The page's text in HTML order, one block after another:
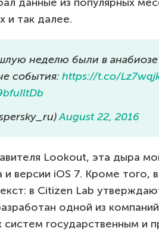
и так далее.
неделю были в анабиозе
события: https://t.co/
August 22, 2016
Lookout, эта дыра
и версии iOS 7. Кроме того,
в Citizen Lab
одной из
государственным и